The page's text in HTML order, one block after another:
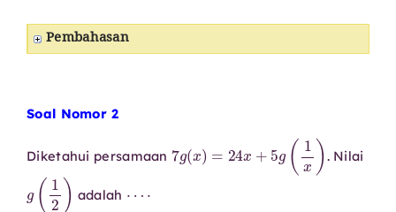
Pembahasan
Soal Nomor 2
Diketahui persamaan
7 g( x) 24x g( x
. Nilai
(1 2 )
adalah